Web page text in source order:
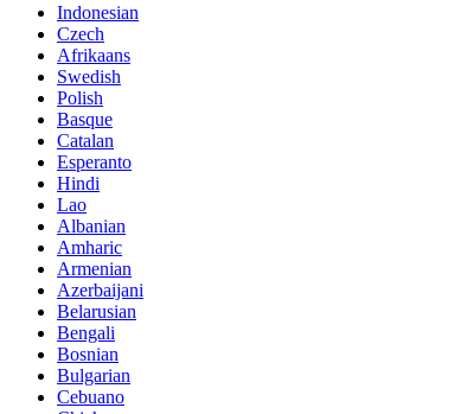
Indonesian
Czech
Afrikaans
Swedish
Polish
Basque
Catalan
Esperanto
Hindi
Lao
Albanian
Amharic
Armenian
Azerbaijani
Belarusian
Bengali
Bosnian
Bulgarian
Cebuano